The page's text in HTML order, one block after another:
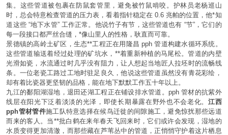
集。这些管道被包裹在防鼠套管里，避免被竹鼠啃咬。护林员老杨巡山
时，总会特意检查管道的压力表，看着指针稳定在 0.6 兆帕的位置，他*知
道这些 “地下水管” 工作正常。他说竹子有节，这些管道也有 “节”，它们的
每一段接口都严丝合缝，*像山里人的性格，耿直而可靠。
景德镇的高岭土矿区，生态**工程正在用隆昌 pph 管道构建水循环系统。
这些管道输送着经过处理的矿坑水，**着重新种植的马尾松。管道的内壁
光滑如瓷，水流通过时几乎没有阻力，让人想起当地匠人拉坯时的流畅线
条。一位老瓷工路过工地时驻足良久，他说这些管道虽然没有青花彩绘，
却有着比瓷器更坚韧的品格，能在地下默默工作五十年以上。
九江的鄱阳湖湿地，退田还湖工程正在铺设排水管道。pph 管材的抗紫外
线层在阳光下泛着淡淡的光泽，即使长期暴露在野外也不会老化。 江西
pph管材管件施工队特意选择在候鸟迁徙的间隙施工，避免惊扰那些远道
而来的客人。当**批白鹤在来年春天飞回来时，它们或许会发现，湿地的
水质变得更加清澈，而那些藏在芦苇丛中的管道，正悄悄守护着这片栖息